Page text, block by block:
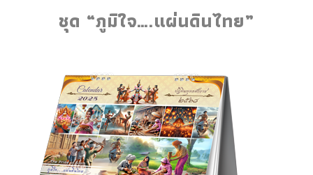
ชุด “ภูมิใจ….แผ่นดินไทย”